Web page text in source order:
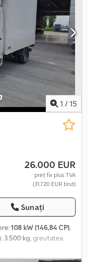
1 / 15
26.000 EUR
preț fix plus TVA
(31.720 EUR brut)
Sunați
108 kW (146,84 CP),
3.500 kg, greutatea